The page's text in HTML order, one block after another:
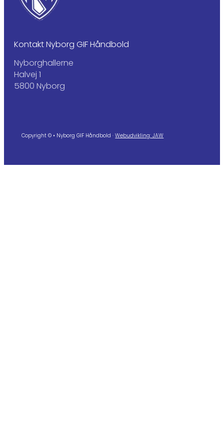
Kontakt Nyborg GIF Håndbold
Nyborghallerne
Halvej 1
5800 Nyborg
Copyright © • Nyborg GIF Håndbold ·Webudvikling: JAW